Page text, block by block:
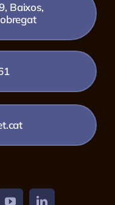
Baixos,